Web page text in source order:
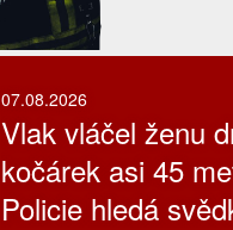
07.08.2026
Vlak vláčel ženu
kočárek asi 45
Policie hledá